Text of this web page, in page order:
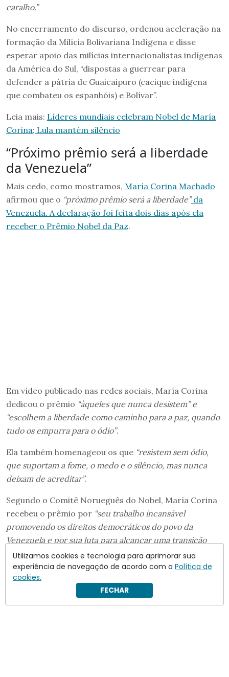
caralho.”
No encerramento do discurso, ordenou aceleração na
formação da Milícia Bolivariana Indígena e disse
esperar apoio das milícias internacionalistas indígenas
da América do Sul, “dispostas a guerrear para
defender a pátria de Guaicaipuro (cacique indígena
que combateu os espanhóis) e Bolívar”.
Leia mais: Líderes mundiais celebram Nobel de María
Corina; Lula mantém silêncio
“Próximo prêmio será a liberdade
da Venezuela”
Mais cedo, como mostramos, María Corina Machado
afirmou que o “próximo prêmio será a liberdade”da
Venezuela. A declaração foi feita dois dias após ela
receber o Prêmio Nobel da Paz.
Em vídeo publicado nas redes sociais, María Corina
dedicou o prêmio “àqueles que nunca desistem” e
“escolhem a liberdade como caminho para a paz, quando
tudo os empurra para o ódio”.
Ela também homenageou os que “resistem sem ódio,
que suportam a fome, o medo e o silêncio, mas nunca
deixam de acreditar”.
Segundo o Comitê Norueguês do Nobel, María Corina
recebeu o prêmio por “seu trabalho incansável
promovendo os direitos democráticos do povo da
Venezuela e por sua luta para alcançar uma transição
justa e pacífica da ditadura para a democracia” .
Utilizamos cookies e tecnologia para aprimorar sua
experiência de navegação de acordo com a Política de
cookies.
FECHAR